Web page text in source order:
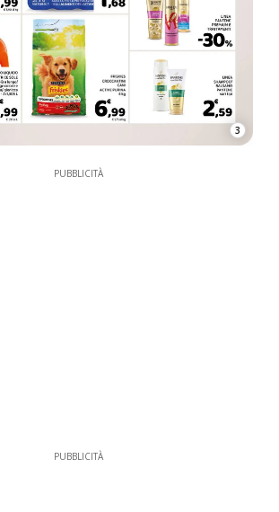
3
PUBBLICITÀ
PUBBLICITÀ